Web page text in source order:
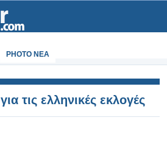
PHOTO NEA
τις ελληνικές εκλογές